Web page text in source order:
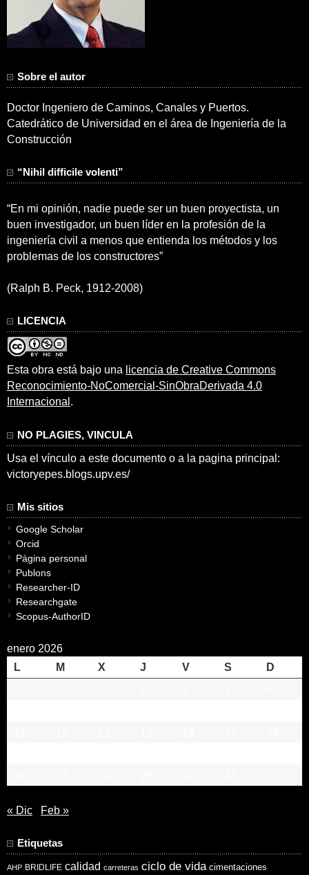
Sobre el autor
Doctor Ingeniero de Caminos, Canales y Puertos.
Catedrático de Universidad en el área de Ingeniería de la
Construcción
“Nihil difficile volenti”
“En mi opinión, nadie puede ser un buen proyectista, un
buen investigador, un buen líder en la profesión de la
ingeniería civil a menos que entienda los métodos y los
problemas de los constructores”
(Ralph B. Peck, 1912-2008)
LICENCIA
Esta obra está bajo una licencia de Creative Commons
Reconocimiento-NoComercial-SinObraDerivada 4.0
Internacional .
NO PLAGIES, VINCULA
Usa el vínculo a este documento o a la pagina principal:
victoryepes.blogs.upv.es/
Mis sitios
Google Scholar
Orcid
Página personal
Publons
Researcher-ID
Researchgate
Scopus-AuthorID
enero 2026
L
M X J V S
D
« Dic Feb »
Etiquetas
AHP BRIDLIFE calidad carreteras ciclo de vida cimentaciones